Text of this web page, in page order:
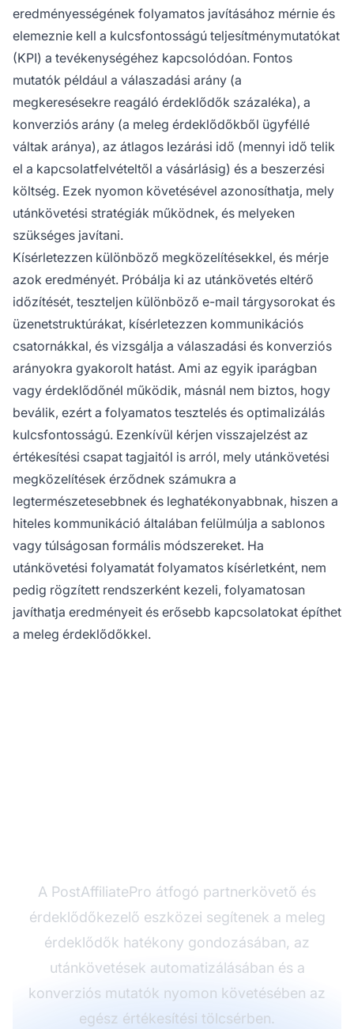
eredményességének folyamatos javításához mérnie és
elemeznie kell a kulcsfontosságú teljesítménymutatókat
(KPI) a tevékenységéhez kapcsolódóan. Fontos
mutatók például a válaszadási arány (a
megkeresésekre reagáló érdeklődők százaléka), a
konverziós arány (a meleg érdeklődőkből ügyféllé
váltak aránya), az átlagos lezárási idő (mennyi idő telik
el a kapcsolatfelvételtől a vásárlásig) és a beszerzési
költség. Ezek nyomon követésével azonosíthatja, mely
utánkövetési stratégiák működnek, és melyeken
szükséges javítani.
Kísérletezzen különböző megközelítésekkel, és mérje
azok eredményét. Próbálja ki az utánkövetés eltérő
időzítését, teszteljen különböző e-mail tárgysorokat és
üzenetstruktúrákat, kísérletezzen kommunikációs
csatornákkal, és vizsgálja a válaszadási és konverziós
arányokra gyakorolt hatást. Ami az egyik iparágban
vagy érdeklődőnél működik, másnál nem biztos, hogy
beválik, ezért a folyamatos tesztelés és optimalizálás
kulcsfontosságú. Ezenkívül kérjen visszajelzést az
értékesítési csapat tagjaitól is arról, mely utánkövetési
megközelítések érződnek számukra a
legtermészetesebbnek és leghatékonyabbnak, hiszen a
hiteles kommunikáció általában felülmúlja a sablonos
vagy túlságosan formális módszereket. Ha
utánkövetési folyamatát folyamatos kísérletként, nem
pedig rögzített rendszerként kezeli, folyamatosan
javíthatja eredményeit és erősebb kapcsolatokat építhet
a meleg érdeklődőkkel.
A PostAffiliatePro átfogó partnerkövető és
érdeklődőkezelő eszközei segítenek a meleg
érdeklődők hatékony gondozásában, az
utánkövetések automatizálásában és a
konverziós mutatók nyomon követésében az
egész értékesítési tölcsérben.